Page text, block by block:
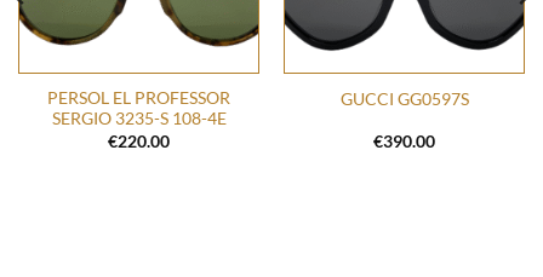
PERSOL EL PROFESSOR
SERGIO 3235-S 108-4E
€220.00
GUCCI GG0597S
€390.00